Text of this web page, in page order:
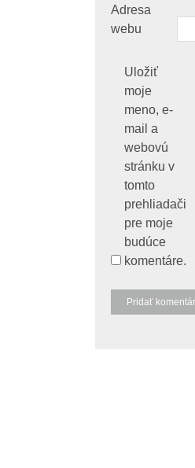
Adresa
webu
Uložiť
moje
meno, e-
mail a
webovú
stránku v
tomto
prehliadači
pre moje
budúce
komentáre.